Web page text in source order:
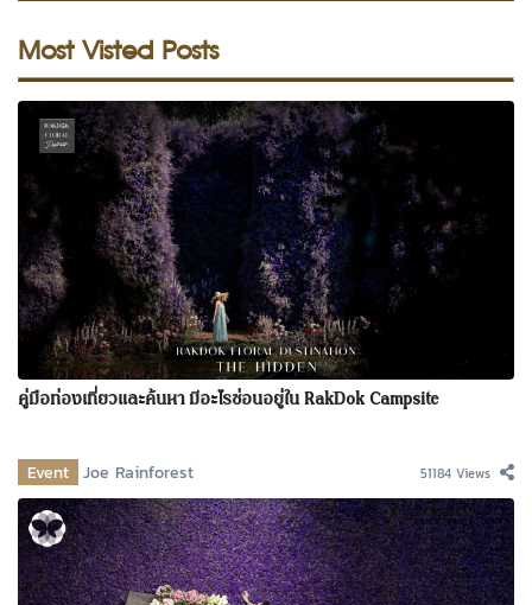
Most Visted Posts
คู่มือท่องเที่ยวและค้นหา มีอะไรซ่อนอยู่ใน RakDok Campsite
Event Joe Rainforest 51184 Views